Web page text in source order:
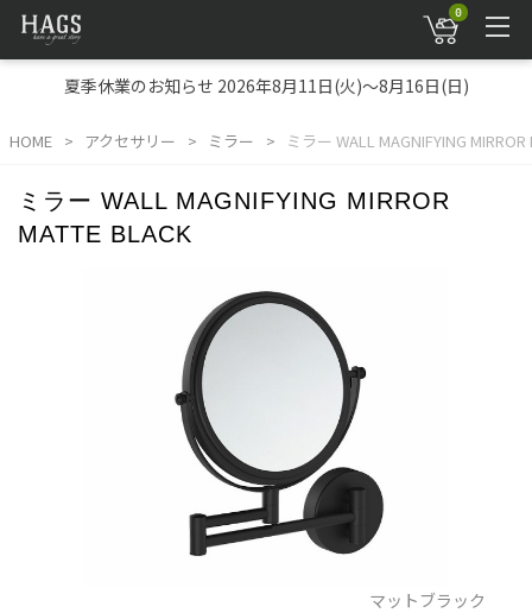
0
夏季休業のお知らせ 2026年8月11日(火)～8月16日(日)
HOME アクセサリー ミラー ミラー WALL MAGNIFYING MIRROR
ミラー WALL MAGNIFYING MIRROR
MATTE BLACK
マットブラック